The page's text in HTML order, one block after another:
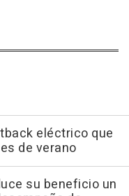
eléctrico que
de verano
su beneficio un